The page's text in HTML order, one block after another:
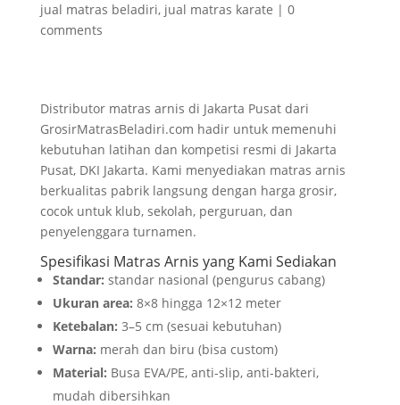
jual matras beladiri, jual matras karate | 0
comments
Distributor matras arnis di Jakarta Pusat dari
GrosirMatrasBeladiri.com hadir untuk memenuhi
kebutuhan latihan dan kompetisi resmi di Jakarta
Pusat, DKI Jakarta. Kami menyediakan matras arnis
berkualitas pabrik langsung dengan harga grosir,
cocok untuk klub, sekolah, perguruan, dan
penyelenggara turnamen.
Spesifikasi Matras Arnis yang Kami Sediakan
Standar: standar nasional (pengurus cabang)
Ukuran area: 8×8 hingga 12×12 meter
Ketebalan: 3–5 cm (sesuai kebutuhan)
Warna: merah dan biru (bisa custom)
Material: Busa EVA/PE, anti-slip, anti-bakteri,
mudah dibersihkan